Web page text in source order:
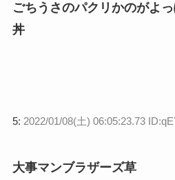
ごちうさのパクリかのがよ
丼
5: 2022/01/08(土) 06:05:23.73
大事マンブラザーズ草